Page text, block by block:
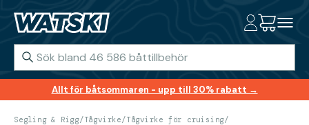
Allt för båtsommaren - upp till 30% rabatt →
Segling & Rigg/Tågvirke/Tågvirke för cruising/